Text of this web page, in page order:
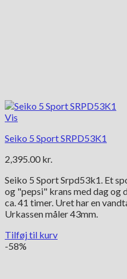
Vis
Seiko 5 Sport SRPD53K1
2,395.00 kr.
Seiko 5 Sport Srpd53k1. Et
og "pepsi" krans med dag og
ca. 41 timer. Uret har en
Urkassen måler 43mm.
Tilføj til kurv
-58%